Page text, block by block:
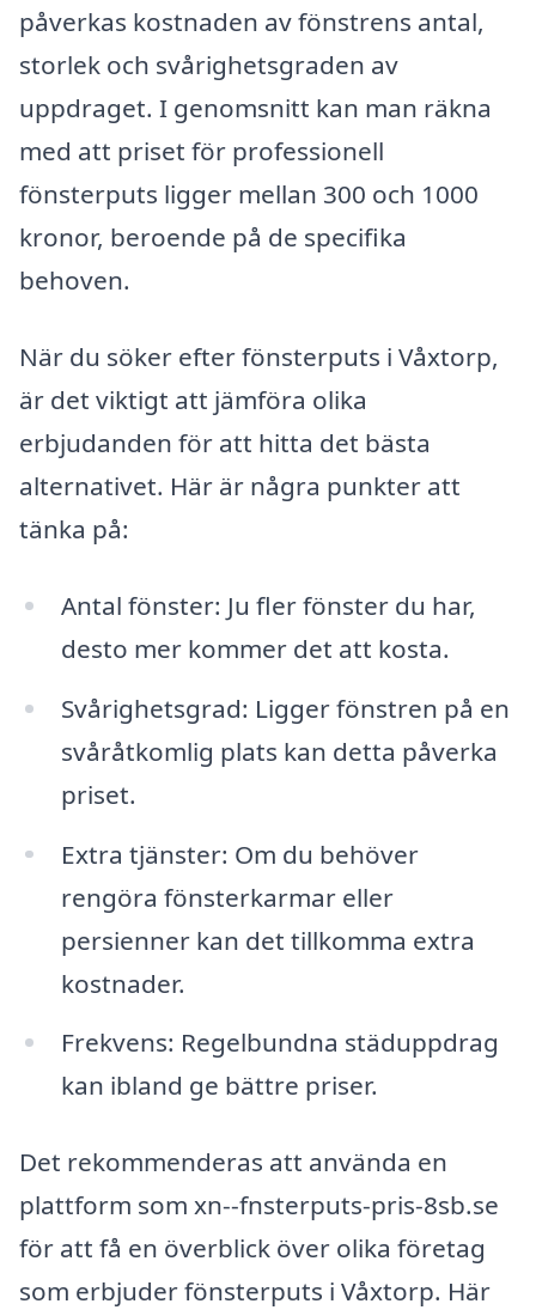
påverkas kostnaden av fönstrens antal,
storlek och svårighetsgraden av
uppdraget. I genomsnitt kan man räkna
med att priset för professionell
fönsterputs ligger mellan 300 och 1000
kronor, beroende på de specifika
behoven.
När du söker efter fönsterputs i Våxtorp,
är det viktigt att jämföra olika
erbjudanden för att hitta det bästa
alternativet. Här är några punkter att
tänka på:
Antal fönster: Ju fler fönster du har,
desto mer kommer det att kosta.
Svårighetsgrad: Ligger fönstren på en
svåråtkomlig plats kan detta påverka
priset.
Extra tjänster: Om du behöver
rengöra fönsterkarmar eller
persienner kan det tillkomma extra
kostnader.
Frekvens: Regelbundna städuppdrag
kan ibland ge bättre priser.
Det rekommenderas att använda en
plattform som xn--fnsterputs-pris-8sb.se
för att få en överblick över olika företag
som erbjuder fönsterputs i Våxtorp. Här